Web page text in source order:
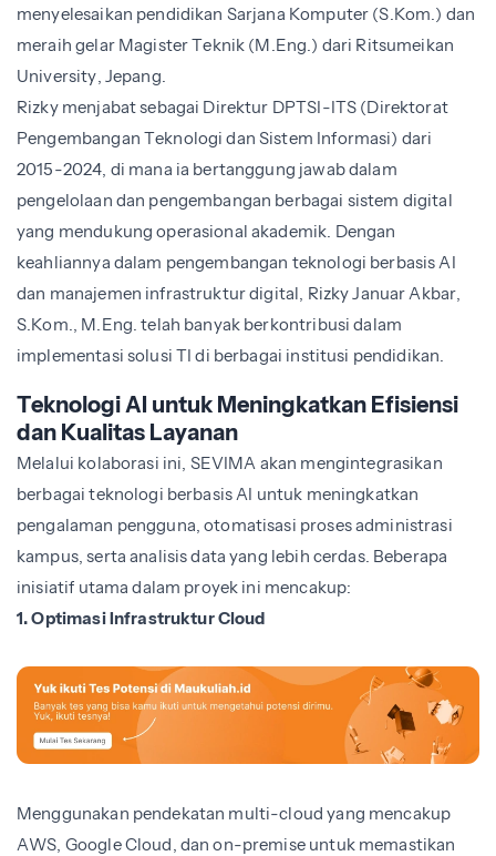
menyelesaikan pendidikan Sarjana Komputer (S.Kom.) dan
meraih gelar Magister Teknik (M.Eng.) dari Ritsumeikan
University, Jepang.
Rizky menjabat sebagai Direktur DPTSI-ITS (Direktorat
Pengembangan Teknologi dan Sistem Informasi) dari
2015-2024, di mana ia bertanggung jawab dalam
pengelolaan dan pengembangan berbagai sistem digital
yang mendukung operasional akademik. Dengan
keahliannya dalam pengembangan teknologi berbasis AI
dan manajemen infrastruktur digital, Rizky Januar Akbar,
S.Kom., M.Eng. telah banyak berkontribusi dalam
implementasi solusi TI di berbagai institusi pendidikan.
Teknologi AI untuk Meningkatkan Efisiensi
dan Kualitas Layanan
Melalui kolaborasi ini, SEVIMA akan mengintegrasikan
berbagai teknologi berbasis AI untuk meningkatkan
pengalaman pengguna, otomatisasi proses administrasi
kampus, serta analisis data yang lebih cerdas. Beberapa
inisiatif utama dalam proyek ini mencakup:
1. Optimasi Infrastruktur Cloud
Menggunakan pendekatan multi-cloud yang mencakup
AWS, Google Cloud, dan on-premise untuk memastikan